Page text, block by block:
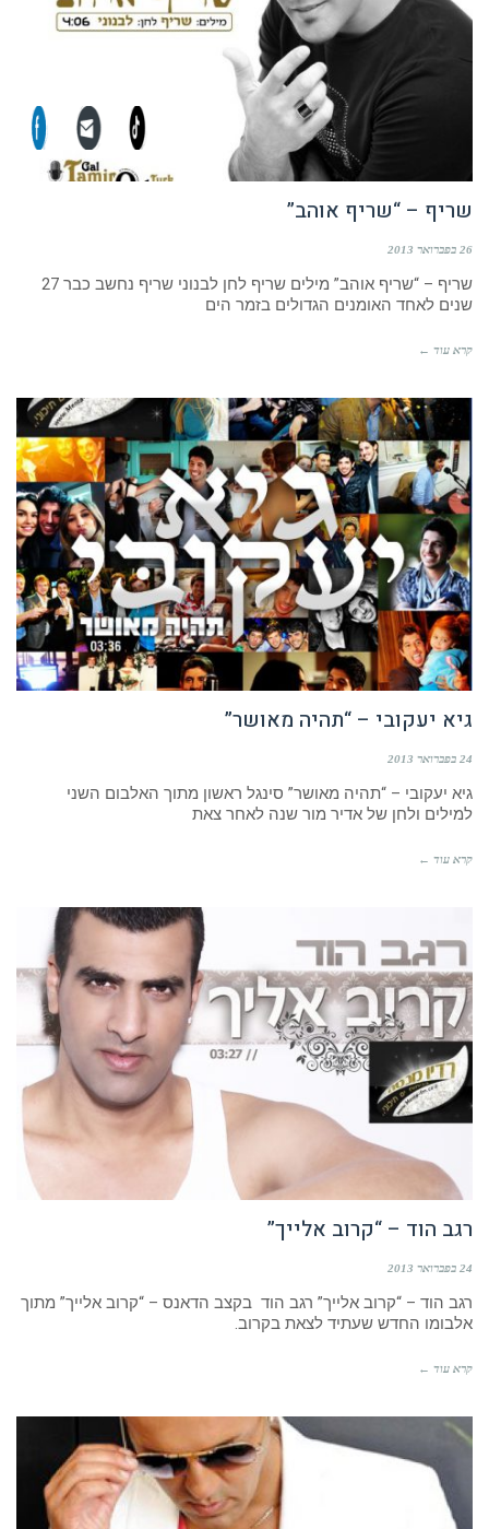
שריף – “שריף אוהב”
26 בפברואר 2013
שריף – “שריף אוהב” מילים שריף לחן לבנוני שריף נחשב כבר 27
שנים לאחד האומנים הגדולים בזמר הים
קרא עוד ←
גיא יעקובי – “תהיה מאושר”
24 בפברואר 2013
גיא יעקובי – “תהיה מאושר” סינגל ראשון מתוך האלבום השני
למילים ולחן של אדיר מור שנה לאחר צאת
קרא עוד ←
רגב הוד – “קרוב אלייך”
24 בפברואר 2013
רגב הוד – “קרוב אלייך” רגב הוד בקצב הדאנס – “קרוב אלייך” מתוך
אלבומו החדש שעתיד לצאת בקרוב.
קרא עוד ←